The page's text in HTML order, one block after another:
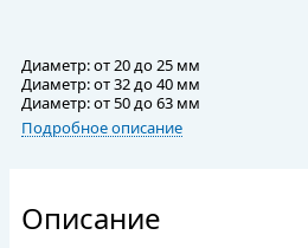
Диаметр: от 20 до 25 мм
Диаметр: от 32 до 40 мм
Диаметр: от 50 до 63 мм
Подробное описание
Описание